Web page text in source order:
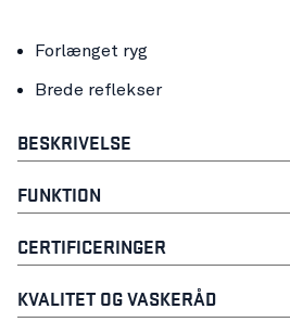
Forlænget ryg
Brede reflekser
BESKRIVELSE
FUNKTION
CERTIFICERINGER
KVALITET OG VASKERÅD